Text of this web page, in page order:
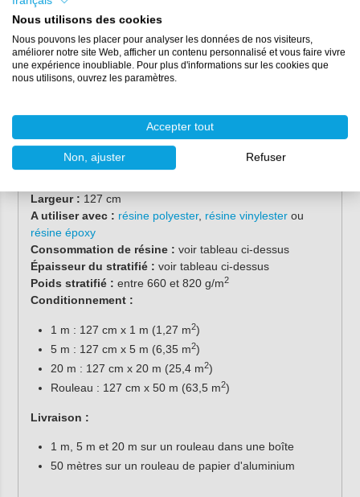
Ensachage humide (Wet Bagging)
Caractéristiques
Grammage :400 gr/m
Largeur : 127 cm
A utiliser avec : résine polyester, résine vinylesterou
résine époxy
Consommation de résine : voir tableau ci-dessus
Épaisseur du stratifié : voir tableau ci-dessus
Poids stratifié : entre 660 et 820 g/m2
Conditionnement :
1 m : 127 cm x 1 m (1,27 m2)
5 m : 127 cm x 5 m (6,35 m2)
20 m : 127 cm x 20 m (25,4 m2)
Rouleau : 127 cm x 50 m (63,5 m2)
Livraison :
1 m, 5 m et 20 m sur un rouleau dans une boîte
50 mètres sur un rouleau de papier d'aluminium
Nous utilisons des cookies
Nous pouvons les placer pour analyser les données de nos visiteurs,
améliorer notre site Web, afficher un contenu personnalisé et vous faire vivre
une expérience inoubliable. Pour plus d'informations sur les cookies que
nous utilisons, ouvrez les paramètres.
Accepter tout
Non, ajuster Refuser